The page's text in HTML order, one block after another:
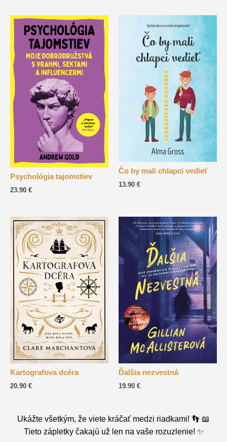
Psychológia tajomstiev
23.90 €
Čo by mali chlapci vedieť
13.90 €
Kartografova dcéra
20.90 €
Ďalšia nezvestná
19.90 €
Ukážte všetkým, že viete kráčať medzi riadkami! 👣 📖
Tieto zápletky čakajú už len na vaše rozuzlenie! ✨